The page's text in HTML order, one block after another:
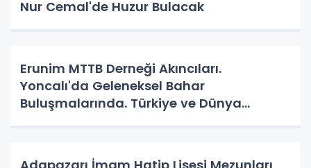
Nur Cemal'de Huzur Bulacak
Erunim MTTB Derneği Akıncıları.
Yoncalı'da Geleneksel Bahar
Buluşmalarında. Türkiye ve Dünya